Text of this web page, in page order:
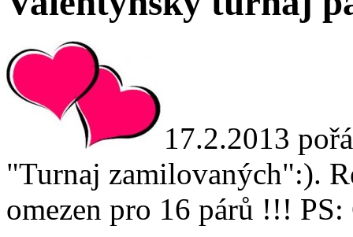
17.2.2013
"Turnaj zamilovaných":).
omezen pro 16 párů !!!